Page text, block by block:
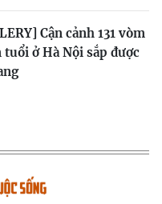
Cận cảnh 131 vòm
tuổi ở Hà Nội sắp được